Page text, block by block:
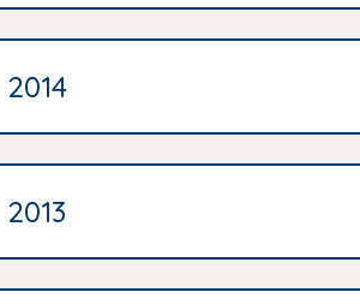
2014
2013